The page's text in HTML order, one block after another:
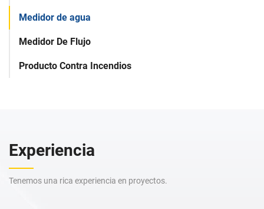
Medidor de agua
Medidor De Flujo
Producto Contra Incendios
Experiencia
Tenemos una rica experiencia en proyectos.